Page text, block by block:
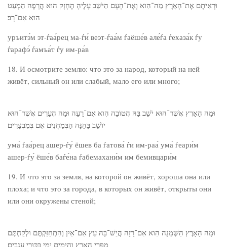
וּרְאִיתֶם אֶת־הָאָרֶץ מַה־הִוא וְאֶת־הָעָם הַיֹּשֵׁב עָלֶיהָ הֶחָזָק הוּא הֲרָפֶה הַמְעַט
הוּא אִם־רָב׃
уръитэ́м эт-ѓаа́рец ма-ѓи́ веэт-ѓаа́м ѓаёше́в але́ѓа ѓехаза́к ѓу
ѓарафэ́ ѓамъа́т ѓу им-ра́в
18. И осмотрите землю: что это за народ, который на ней
живёт, сильный он или слабый, мало его или много;
וּמָה הָאָרֶץ אֲשֶׁר־הוּא יֹשֵׁב בָּהּ הֲטוֹבָה הִוא אִם־רָעָה וּמָה הֶעָרִים אֲשֶׁר־הוּא
יוֹשֵׁב בָּהֵנָּה הַבְּמַחֲנִים אִם בְּמִבְצָרִים׃
ума́ ѓаа́рец ашер-ѓу́ ёшев ба ѓатова́ ѓи им-раа́ ума́ ѓеари́м
ашер-ѓу́ ёше́в баѓе́на ѓабемахани́м им бемивцари́м
19. И что это за земля, на которой он живёт, хороша она или
плоха; и что это за города, в которых он живёт, открыты они
или они окружены стеной;
וּמָה הָאָרֶץ הַשְּׁמֵנָה הִוא אִם־רָזָה הֲיֵשׁ־בָּהּ עֵץ אִם־אַיִן וְהִתְחַזַּקְתֶּם וּלְקַחְתֶּם
מִפְּרִי הָאָרֶץ וְהַיָּמִים יְמֵי בִּכּוּרֵי עֲנָבִים׃